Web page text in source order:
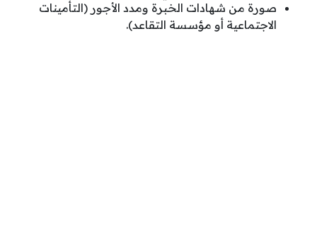
صورة من شهادات الخبرة ومدد الأجور (التأمينات
الاجتماعية أو مؤسسة التقاعد).